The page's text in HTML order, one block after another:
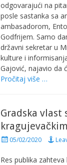
odgovarajući na
posle sastanka sa
ambasadorom,
Godfrijem. Samo
državni sekretar u
kulture i
Gajović, najavio da
Pročitaj više …
Gradska vlast
P
s
05/02/2020
Res publika zahteva